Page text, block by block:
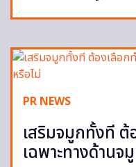
PR NEWS
เสริมจมูกทั้งที
เฉพาะทางด้านจ